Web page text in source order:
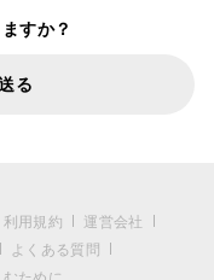
すか？
る
利用規約
運営会社
よくある質問